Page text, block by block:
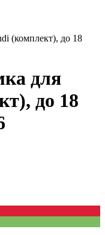
(комплект), до 18
для
до 18